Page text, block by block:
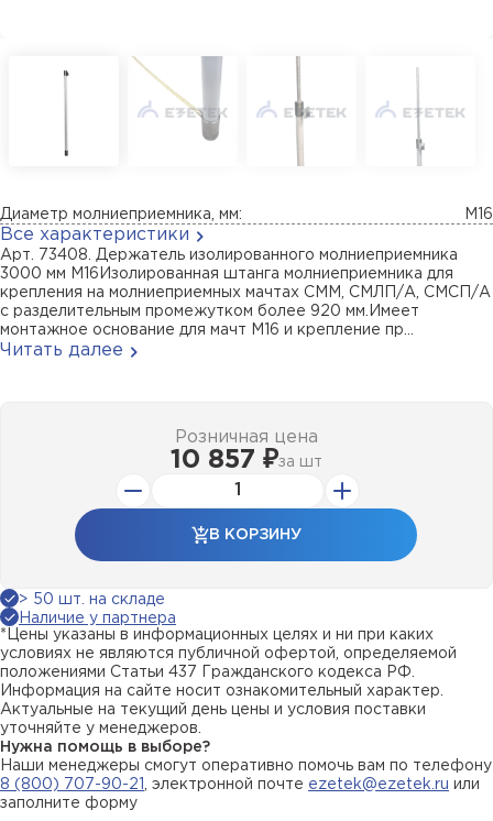
Диаметр молниеприемника, мм: М16
Все характеристики
Арт. 73408. Держатель изолированного молниеприемника
3000 мм М16Изолированная штанга молниеприемника для
крепления на молниеприемных мачтах СММ, СМЛП/А, СМСП/А
с разделительным промежутком более 920 мм.Имеет
монтажное основание для мачт М16 и крепление пр...
Читать далее
Розничная цена
10 857 ₽за шт
В КОРЗИНУ
> 50 шт. на складе
Наличие у партнера
*Цены указаны в информационных целях и ни при каких
условиях не являются публичной офертой, определяемой
положениями Статьи 437 Гражданского кодекса РФ.
Информация на сайте носит ознакомительный характер.
Актуальные на текущий день цены и условия поставки
уточняйте у менеджеров.
Нужна помощь в выборе?
Наши менеджеры смогут оперативно помочь вам по телефону
8 (800) 707-90-21
, электронной почте ezetek@ezetek.ru или
заполните форму